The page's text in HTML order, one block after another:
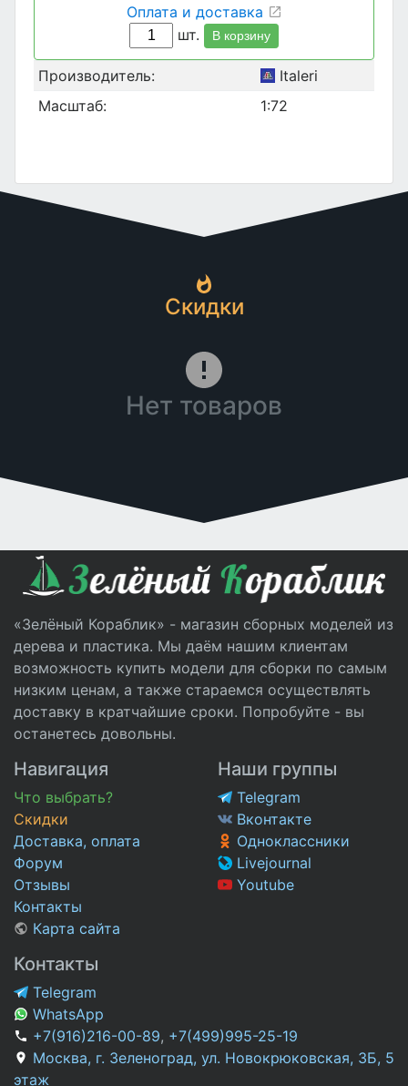
Оплата и доставка
шт.
В корзину
Производитель:
Italeri
Масштаб:
1:72
Скидки
Нет товаров
«Зелёный Кораблик» - магазин сборных моделей из
дерева и пластика. Мы даём нашим клиентам
возможность купить модели для сборки по самым
низким ценам, а также стараемся осуществлять
доставку в кратчайшие сроки. Попробуйте - вы
останетесь довольны.
Навигация
Что выбрать?
Скидки
Доставка, оплата
Форум
Отзывы
Контакты
Карта сайта
Наши группы
Telegram
Вконтакте
Одноклассники
Livejournal
Youtube
Контакты
Telegram
WhatsApp
+7(916)216-00-89, +7(499)995-25-19
Москва, г. Зеленоград, ул. Новокрюковская, 3Б, 5
этаж